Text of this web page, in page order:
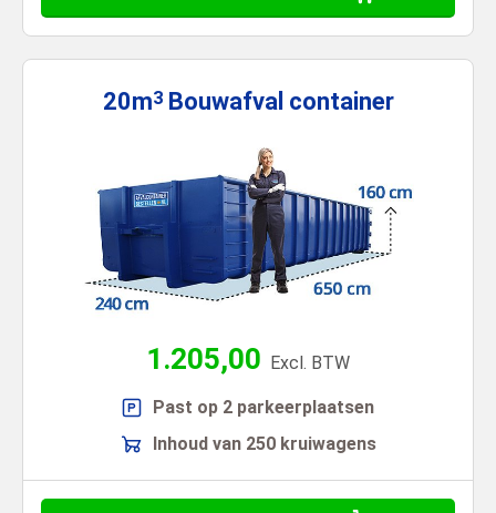
20m3 Bouwafval container
1.205,00 Excl. BTW
Past op 2 parkeerplaatsen
Inhoud van 250 kruiwagens